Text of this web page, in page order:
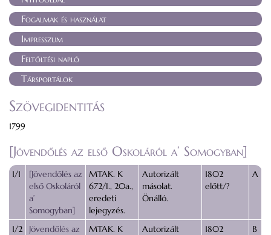
Fogalmak és használat
Impresszum
Feltöltési napló
Társportálok
Szövegidentitás
1799
[Jövendőlés az első Oskoláról a’ Somogyban]
1/1
[Jövendőlés az
első Oskoláról
a’
Somogyban]
MTAK. K
672/I., 20a.,
eredeti
lejegyzés.
Autorizált
másolat.
Önálló.
1802
előtt/?
A
1/2
Jövendőlés az
MTAK. K
Autorizált
1802
B